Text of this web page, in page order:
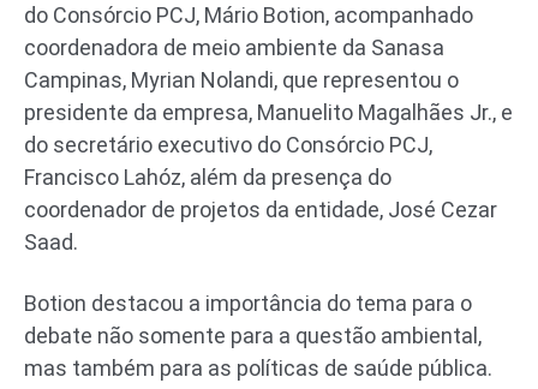
do Consórcio PCJ, Mário Botion, acompanhado
coordenadora de meio ambiente da Sanasa
Campinas, Myrian Nolandi, que representou o
presidente da empresa, Manuelito Magalhães Jr., e
do secretário executivo do Consórcio PCJ,
Francisco Lahóz, além da presença do
coordenador de projetos da entidade, José Cezar
Saad.
Botion destacou a importância do tema para o
debate não somente para a questão ambiental,
mas também para as políticas de saúde pública.